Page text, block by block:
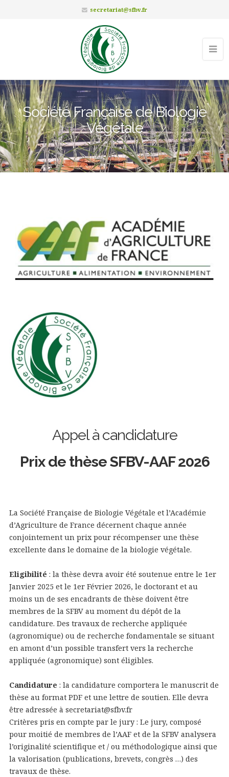
secretariat@sfbv.fr
Société Française de Biologie
Végétale
Appel à candidature
Prix de thèse SFBV-AAF 2026
La Société Française de Biologie Végétale et l’Académie
d’Agriculture de France décernent chaque année
conjointement un prix pour récompenser une thèse
excellente dans le domaine de la biologie végétale.
Eligibilité : la thèse devra avoir été soutenue entre le 1er
Janvier 2025 et le 1er Février 2026, le doctorant et au
moins un de ses encadrants de thèse doivent être
membres de la SFBV au moment du dépôt de la
candidature. Des travaux de recherche appliquée
(agronomique) ou de recherche fondamentale se situant
en amont d’un possible transfert vers la recherche
appliquée (agronomique) sont éligibles.
Candidature : la candidature comportera le manuscrit de
thèse au format PDF et une lettre de soutien. Elle devra
être adressée à secretariat@sfbv.fr
Critères pris en compte par le jury : Le jury, composé
pour moitié de membres de l’AAF et de la SFBV analysera
l’originalité scientifique et / ou méthodologique ainsi que
la valorisation (publications, brevets, congrès …) des
travaux de thèse.